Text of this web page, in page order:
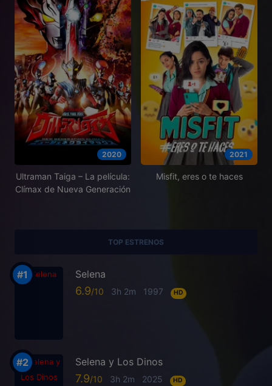
2020
Ultraman Taiga – La película:
Clímax de Nueva Generación
2021
Misfit, eres o te haces
TOP ESTRENOS
Selena
6.9 3h 2m 1997 HD
Selena y Los Dinos
7.9 3h 2m 2025 HD